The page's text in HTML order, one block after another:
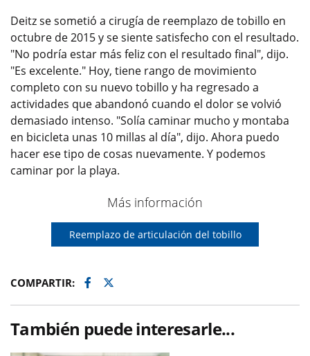
Deitz se sometió a cirugía de reemplazo de tobillo en
octubre de 2015 y se siente satisfecho con el resultado.
"No podría estar más feliz con el resultado final", dijo.
"Es excelente." Hoy, tiene rango de movimiento
completo con su nuevo tobillo y ha regresado a
actividades que abandonó cuando el dolor se volvió
demasiado intenso. "Solía caminar mucho y montaba
en bicicleta unas 10 millas al día", dijo. Ahora puedo
hacer ese tipo de cosas nuevamente. Y podemos
caminar por la playa.
Más información
Reemplazo de articulación del tobillo
COMPARTIR: Facebook
Twitter
También puede interesarle...